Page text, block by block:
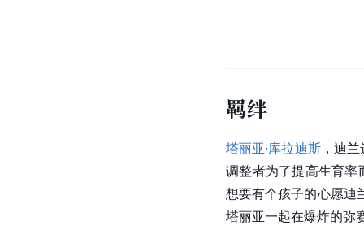
羁绊
塔丽亚·库拉迪斯，迪兰
调整者为了提高生育率
想要有个孩子的心愿迪
塔丽亚一起在爆炸的弥